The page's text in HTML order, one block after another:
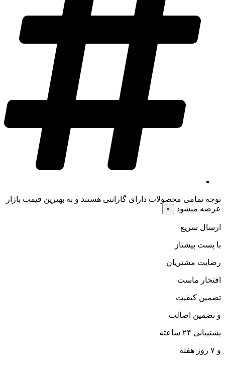
توجه تمامی محصولات دارای گارانتی هستند و به بهترین قیمت بازار
عرضه میشود
×
ارسال سریع
با پست پیشتاز
رضایت مشتریان
افتخار ماست
تضمین کیفیت
و تضمین اصالت
پشتیبانی ۲۴ ساعته
و ۷ روز هفته